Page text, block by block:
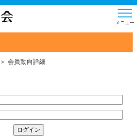
＞ 会員動向詳細